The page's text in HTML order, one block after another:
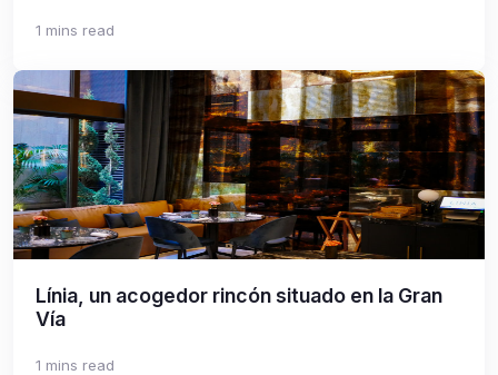
1 mins read
Línia, un acogedor rincón situado en la Gran
Vía
1 mins read